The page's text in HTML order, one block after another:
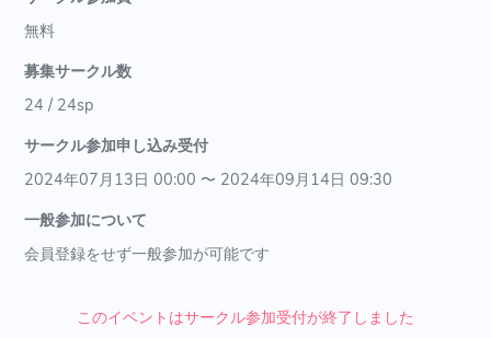
無料
募集サークル数
24 / 24sp
サークル参加申し込み受付
2024年07月13日 00:00 〜 2024年09月14日 09:30
一般参加について
会員登録をせず一般参加が可能です
このイベントはサークル参加受付が終了しました